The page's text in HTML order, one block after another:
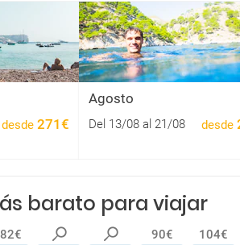
desde 271€
Agosto
Del 13/08 al 21/08 desde
barato para viajar
90€ 104€